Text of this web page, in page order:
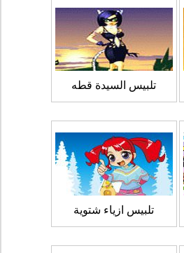
تلبيس السيدة قطه
تلبيس ازياء شتوية